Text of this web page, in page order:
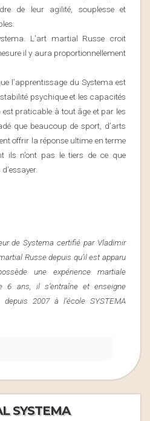
de leur agilité, souplesse et
L’art martial Russe croit
il y aura proportionnellement
l’apprentissage du Systema est
psychique et les capacités
est praticable à tout âge et par les
que beaucoup de sport, d’arts
offrir la réponse ultime en terme
ils n’ont pas le tiers de ce que
de Systema certifié par Vladimir
Russe depuis qu’il est apparu
une expérience martiale
6 ans, il s’entraîne et enseigne
2007 à l’école SYSTEMA
SYSTEMA